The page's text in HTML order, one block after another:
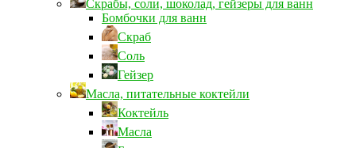
Скрабы, соли, шоколад, гейзеры для ванн
Бомбочки для ванн
Скраб
Соль
Гейзер
Масла, питательные коктейли
Коктейль
Масла